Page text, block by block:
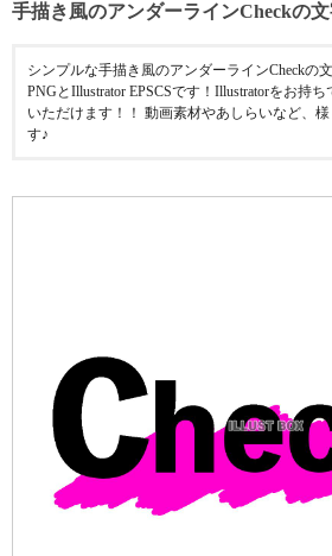
手描き風のアンダーラインCheckの
シンプルな手描き風のアンダーラインCheckの
PNGとIllustrator EPSCSです！Illustratorをお持
いただけます！！ 動画素材やあしらいなど、
す♪